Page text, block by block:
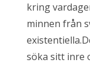
kring
minnen från
söka sitt inre